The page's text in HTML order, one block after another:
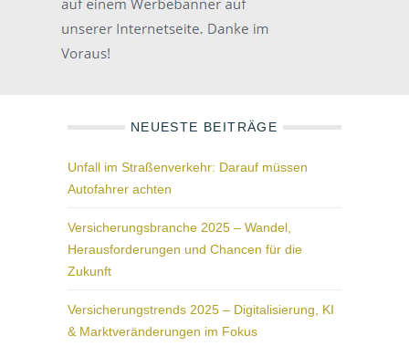
NEUESTE BEITRÄGE
Unfall im Straßenverkehr: Darauf müssen
Autofahrer achten
Versicherungsbranche 2025 – Wandel,
Herausforderungen und Chancen für die
Zukunft
Versicherungstrends 2025 – Digitalisierung, KI
& Marktveränderungen im Fokus